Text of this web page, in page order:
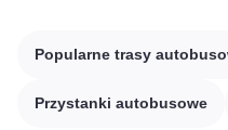
Popularne trasy
Przystanki autobusowe